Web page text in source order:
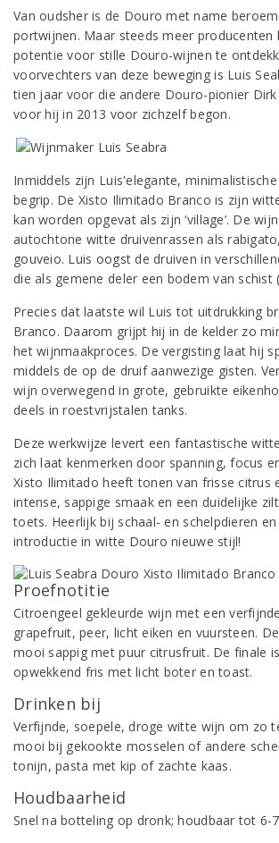
Van oudsher is de Douro met name
portwijnen. Maar steeds meer producenten
potentie voor stille Douro-wijnen te
voorvechters van deze beweging is Luis
tien jaar voor die andere Douro-pionier
voor hij in 2013 voor zichzelf begon.
Inmiddels zijn Luis'elegante,
begrip. De Xisto Ilimitado Branco is zijn
kan worden opgevat als zijn ‘village’. De
autochtone witte druivenrassen als
gouveio. Luis oogst de druiven in
die als gemene deler een bodem van schist
Precies dat laatste wil Luis tot uitdrukking
Branco. Daarom grijpt hij in de kelder zo
het wijnmaakproces. De vergisting laat hij
middels de op de druif aanwezige gisten.
wijn overwegend in grote, gebruikte
deels in roestvrijstalen tanks.
Deze werkwijze levert een fantastische
zich laat kenmerken door spanning, focus
Xisto Ilimitado heeft tonen van frisse citrus
intense, sappige smaak en een duidelijke
toets. Heerlijk bij schaal- en schelpdieren
introductie in witte Douro nieuwe stijl!
Proefnotitie
Citroengeel gekleurde wijn met een
grapefruit, peer, licht eiken en vuursteen.
mooi sappig met puur citrusfruit. De finale
opwekkend fris met licht boter en toast.
Drinken bij
Verfijnde, soepele, droge witte wijn om zo
mooi bij gekookte mosselen of andere
tonijn, pasta met kip of zachte kaas.
Houdbaarheid
Snel na botteling op dronk; houdbaar tot 6-